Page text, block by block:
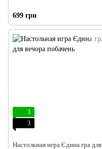
699 грн
3
3
Настольная игра Єдина гра для